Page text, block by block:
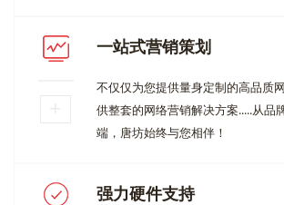
一站式营销策划
不仅仅为您提供量身定制的高品质
供整套的网络营销解决方案.....从品
端，唐坊始终与您相伴！
强力硬件支持